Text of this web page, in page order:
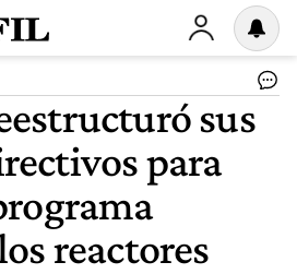
sus
para
reactores